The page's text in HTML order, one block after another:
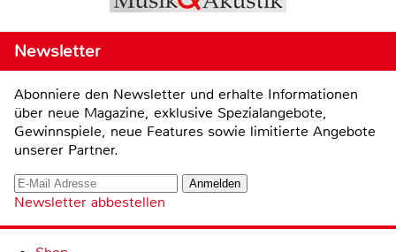
Newsletter
Abonniere den Newsletter und erhalte Informationen
über neue Magazine, exklusive Spezialangebote,
Gewinnspiele, neue Features sowie limitierte Angebote
unserer Partner.
Newsletter abbestellen